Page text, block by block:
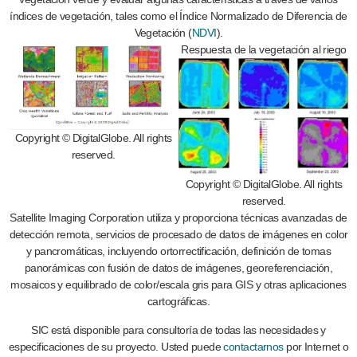
índices de vegetación, tales como el Índice Normalizado de Diferencia de
Vegetación (NDVI).
Copyright © DigitalGlobe. All rights
reserved.
Respuesta de la vegetación al riego
Copyright © DigitalGlobe. All rights
reserved.
Satellite Imaging Corporation utiliza y proporciona técnicas avanzadas de
detección remota, servicios de procesado de datos de imágenes en color
y pancromáticas, incluyendo ortorrectificación, definición de tomas
panorámicas con fusión de datos de imágenes, georeferenciación,
mosaicos y equilibrado de color/escala gris para GIS y otras aplicaciones
cartográficas.
SIC está disponible para consultoría de todas las necesidades y
especificaciones de su proyecto. Usted puedecontactarnospor Internet o